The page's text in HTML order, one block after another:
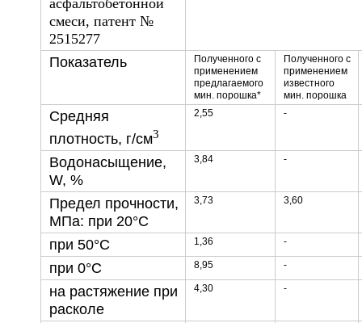
Показатель
Полученного с
применением
предлагаемого
мин. порошка*
Полученного с
применением
известного
мин. порошка
Средняя
плотность, г/см3
2,55 -
Водонасыщение,
W, %
3,84 -
Предел прочности,
МПа: при 20°С
3,73 3,60
при 50°С 1,36 -
при 0°С 8,95 -
на растяжение при
расколе
4,30 -